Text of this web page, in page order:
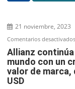
21 noviembre, 2023
Comentarios desactivados
Allianz
mundo con un
valor de marca,
USD